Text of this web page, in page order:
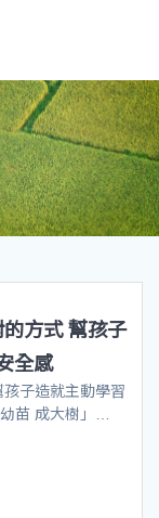
方式 幫孩子
全感
子造就主動學習
苗 成大樹」…